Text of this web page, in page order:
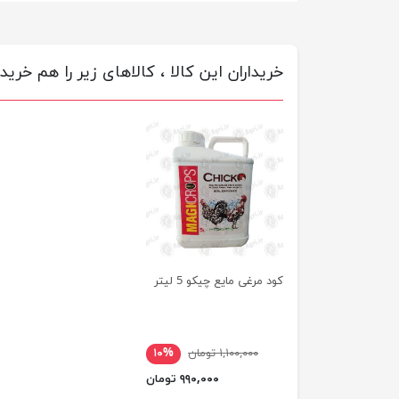
خریداران این کالا ، کالاهای زیر را هم
کود مرغی مایع چیکو 5 لیتر
۱,۱۰۰,۰۰۰ تومان
۱۰%
۹۹۰,۰۰۰ تومان